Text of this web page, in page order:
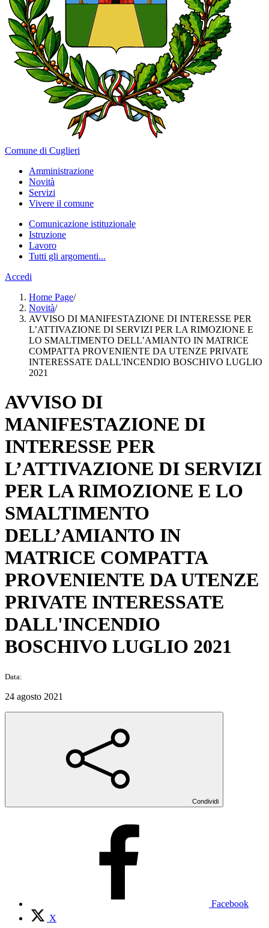
Comune di Cuglieri
Amministrazione
Novità
Servizi
Vivere il comune
Comunicazione istituzionale
Istruzione
Lavoro
Tutti gli argomenti...
Accedi
Home Page/
Novità/
AVVISO DI MANIFESTAZIONE DI INTERESSE PER
L’ATTIVAZIONE DI SERVIZI PER LA RIMOZIONE E
LO SMALTIMENTO DELL’AMIANTO IN MATRICE
COMPATTA PROVENIENTE DA UTENZE PRIVATE
INTERESSATE DALL'INCENDIO BOSCHIVO LUGLIO
2021
AVVISO DI
MANIFESTAZIONE DI
INTERESSE PER
L’ATTIVAZIONE DI SERVIZI
PER LA RIMOZIONE E LO
SMALTIMENTO
DELL’AMIANTO IN
MATRICE COMPATTA
PROVENIENTE DA UTENZE
PRIVATE INTERESSATE
DALL'INCENDIO
BOSCHIVO LUGLIO 2021
Data:
24 agosto 2021
Condividi
Facebook
X